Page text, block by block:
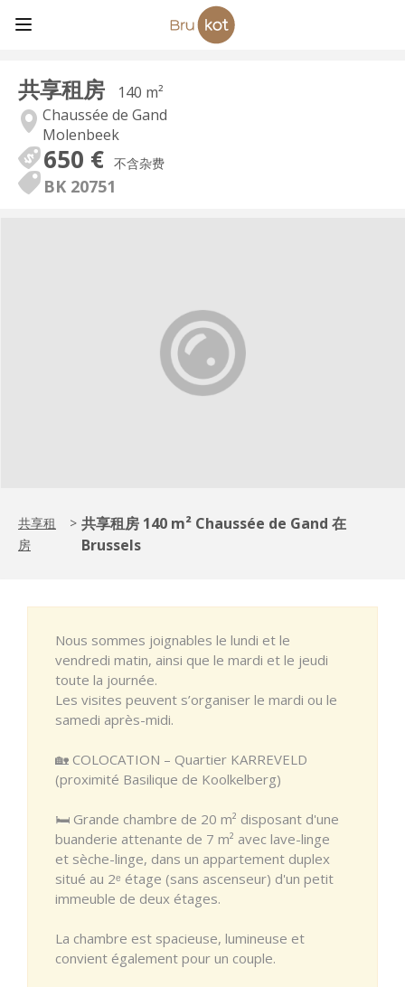
共享租房
140 m²
Chaussée de Gand
Molenbeek
650 € 不含杂费
BK 20751
共享租
房
> 共享租房 140 m² Chaussée de Gand 在
Brussels
Nous sommes joignables le lundi et le
vendredi matin, ainsi que le mardi et le jeudi
toute la journée.
Les visites peuvent s’organiser le mardi ou le
samedi après-midi.
🏡 COLOCATION – Quartier KARREVELD
(proximité Basilique de Koolkelberg)
🛏️ Grande chambre de 20 m² disposant d'une
buanderie attenante de 7 m² avec lave-linge
et sèche-linge, dans un appartement duplex
situé au 2ᵉ étage (sans ascenseur) d'un petit
immeuble de deux étages.
La chambre est spacieuse, lumineuse et
convient également pour un couple.